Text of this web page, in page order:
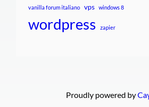
vanilla forum italiano vps windows 8
wordpress zapier
Proudly powered by